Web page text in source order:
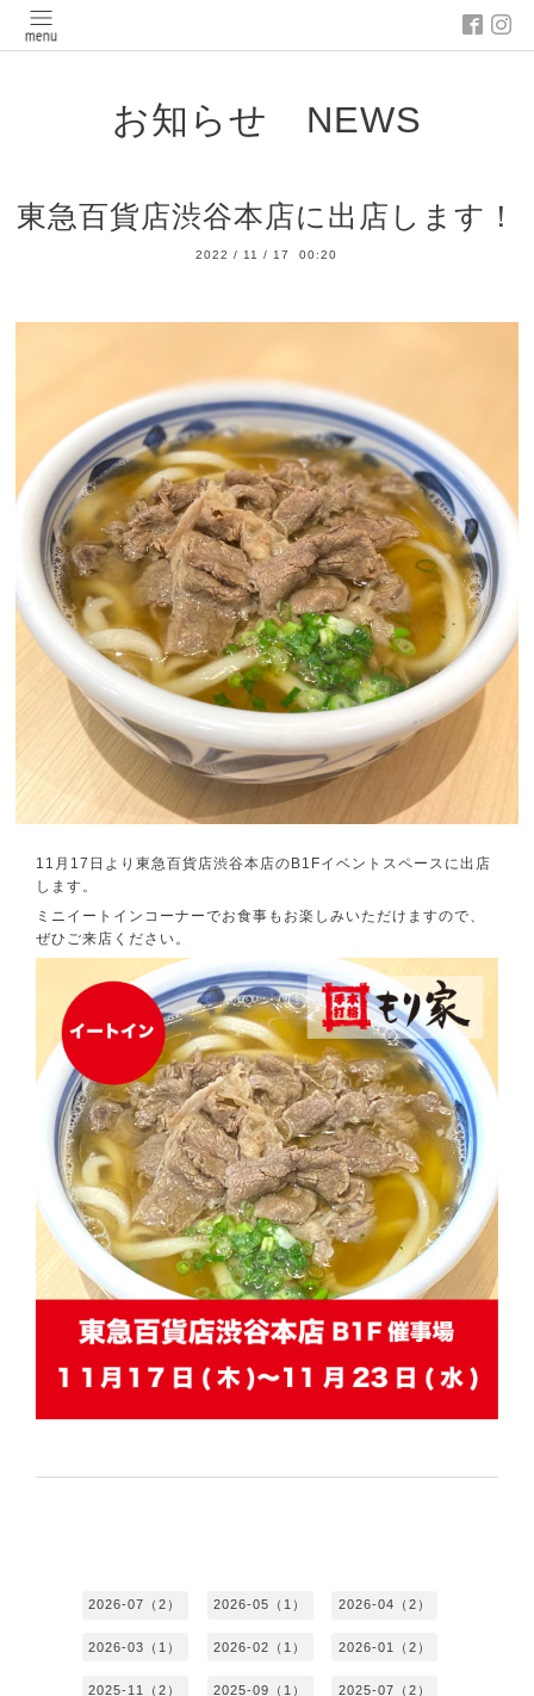
お知らせ NEWS
東急百貨店渋谷本店に出店します！
2022 / 11 / 17 00:20
11月17日より東急百貨店渋谷本店のB1Fイベントスペースに出店
します。
ミニイートインコーナーでお食事もお楽しみいただけますので、
ぜひご来店ください。
2026-07（2） 2026-05（1） 2026-04（2）
2026-03（1） 2026-02（1） 2026-01（2）
2025-11（2） 2025-09（1） 2025-07（2）